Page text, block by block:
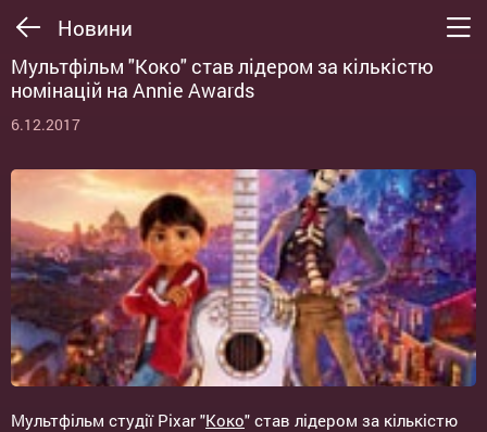
Новини
Мультфільм "Коко" став лідером за кількістю
номінацій на Annie Awards
6.12.2017
Мультфільм студії Pixar "Коко" став лідером за кількістю